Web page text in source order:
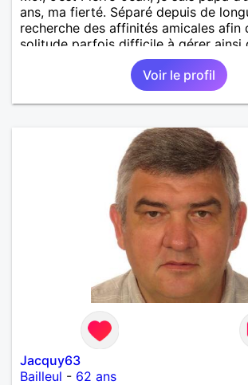
ans, ma fierté. Séparé depuis de
recherche des affinités amicales afin
solitude parfois difficile à gérer ainsi
vague à l’âme. L’amitié reste
importante à mes yeux mais peut se
sentiments plus puissants. « Le
œuvre » disait Arthur Schopenhauer,
autant être trop locace. Je suis
avec très peu de défauts. Je suis
bienveillant, empathique, attentionné,
respectueux, doux de caractère et
laisse « glisser » beaucoup de
m’éprenez pas Mesdames, si une
j’aime me trahit une fois, il n’y aura
chance et je l’effacerai à « vitam
Néanmoins, je suis un tout petit peu
qu’impatient. J’essaye de faire des
bien dramatique ! Du moins je le
homme facile à vivre. À vous si vous
d’apprendre à me connaître
ravi….A très bientôt je l’espère.
Voir le profil
Jacquy63
Bailleul - 62 ans